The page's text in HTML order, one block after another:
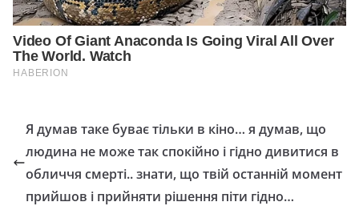
Я думав таке буває тільки в кіно… я думав, що
людина не може так спокійно і гідно дивитися в
обличчя смерті.. знати, що твій останній момент
прийшов і прийняти рішення піти гідно…